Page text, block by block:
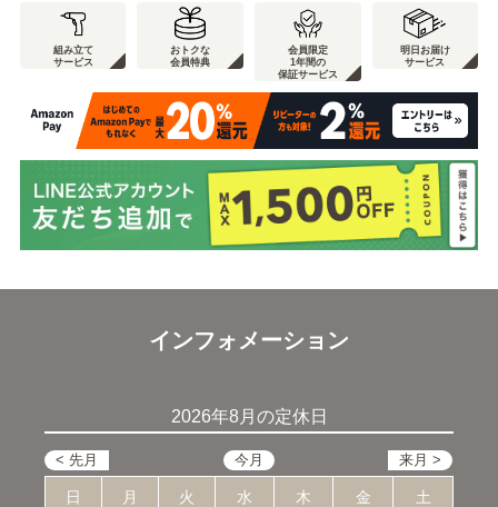
組み立て
サービス
おトクな
会員特典
会員限定
1年間の
保証サービス
明日お届け
サービス
インフォメーション
2026年8月の定休日
日 月 火 水 木 金 土